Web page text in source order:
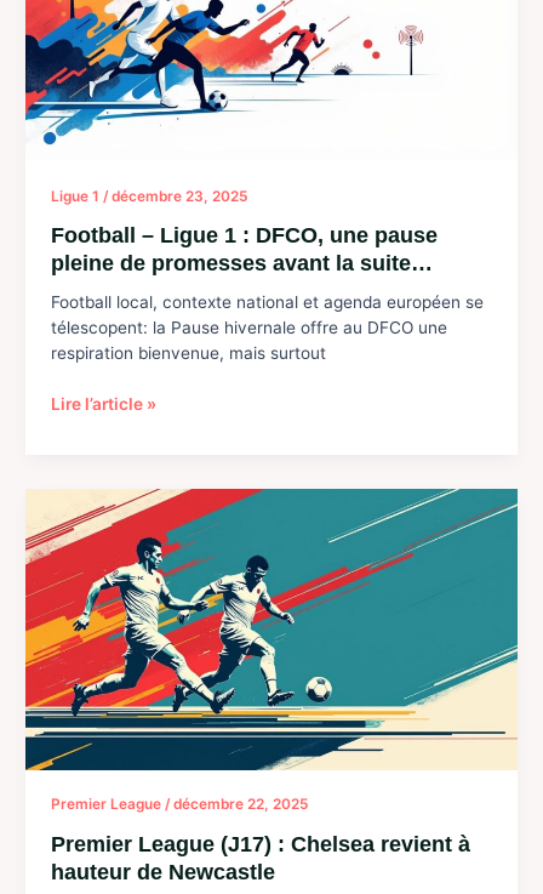
à
relever
deux
défis
majeurs
à
avec
une
confiance
renforcée
Ligue 1 /décembre 23, 2025
Football – Ligue 1 : DFCO, une pause
pleine de promesses avant la suite…
Football local, contexte national et agenda européen se
télescopent: la Pause hivernale offre au DFCO une
respiration bienvenue, mais surtout
Football
DFCO,
une
pause
pleine
de
promesses
avant
la
suite…
Lire l’article »
Premier League/décembre 22, 2025
Premier League (J17) : Chelsea revient à
hauteur de Newcastle